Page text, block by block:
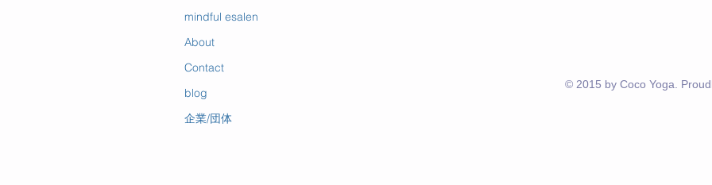
mindful esalen
About
Contact
blog
企業/団体
© 2015 by Coco Yoga.